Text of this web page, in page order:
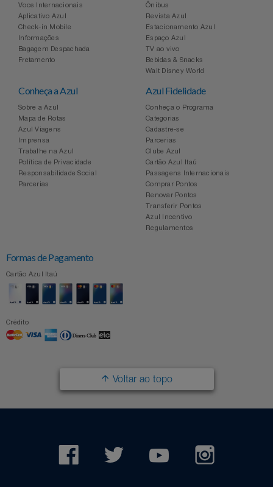
Voos Internacionais
Aplicativo Azul
Check-in Mobile
Informações
Bagagem Despachada
Fretamento
Ônibus
Revista Azul
Estacionamento Azul
Espaço Azul
TV ao vivo
Bebidas & Snacks
Walt Disney World
Conheça a Azul
Sobre a Azul
Mapa de Rotas
Azul Viagens
Imprensa
Trabalhe na Azul
Política de Privacidade
Responsabilidade Social
Parcerias
Azul Fidelidade
Conheça o Programa
Categorias
Cadastre-se
Parcerias
Clube Azul
Cartão Azul Itaú
Passagens Internacionais
Comprar Pontos
Renovar Pontos
Transferir Pontos
Azul Incentivo
Regulamentos
Formas de Pagamento
Cartão Azul Itaú
Crédito
Voltar ao topo